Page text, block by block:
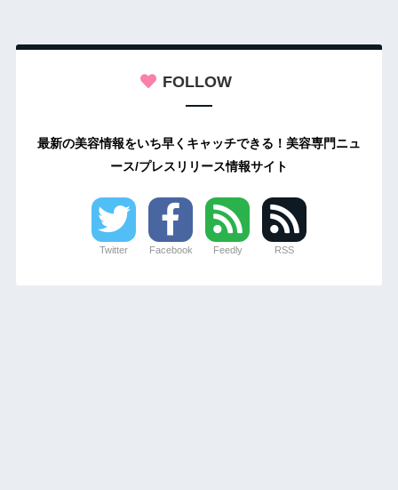
FOLLOW
最新の美容情報をいち早くキャッチできる！美容専門ニュ
ース/プレスリリース情報サイト
Twitter Facebook Feedly RSS